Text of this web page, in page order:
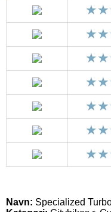
Navn: Specialized